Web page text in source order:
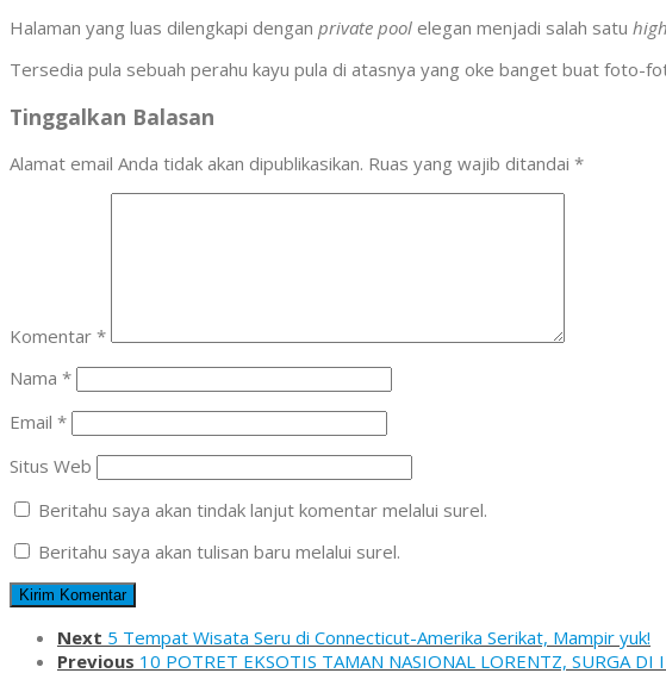
Halaman yang luas dilengkapi dengan private pool elegan menjadi salah satu
Tersedia pula sebuah perahu kayu pula di atasnya yang oke banget buat foto-
Tinggalkan Balasan
Alamat email Anda tidak akan dipublikasikan. Ruas yang wajib ditandai *
Komentar *
Nama *
Email *
Situs Web
Beritahu saya akan tindak lanjut komentar melalui surel.
Beritahu saya akan tulisan baru melalui surel.
Next 5 Tempat Wisata Seru di Connecticut-Amerika Serikat, Mampir yuk!
Previous 10 POTRET EKSOTIS TAMAN NASIONAL LORENTZ, SURGA DI